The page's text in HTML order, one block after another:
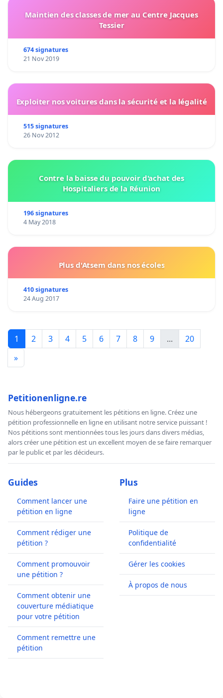
Maintien des classes de mer au Centre Jacques
Tessier
674 signatures
21 Nov 2019
Exploiter nos voitures dans la sécurité et la légalité
515 signatures
26 Nov 2012
Contre la baisse du pouvoir d'achat des
Hospitaliers de la Réunion
196 signatures
4 May 2018
Plus d'Atsem dans nos écoles
410 signatures
24 Aug 2017
1 2 3 4 5 6 7 8 9 ...
20
»
Petitionenligne.re
Nous hébergeons gratuitement les pétitions en ligne. Créez une
pétition professionnelle en ligne en utilisant notre service puissant !
Nos pétitions sont mentionnées tous les jours dans divers médias,
alors créer une pétition est un excellent moyen de se faire remarquer
par le public et par les décideurs.
Guides
Comment lancer une
pétition en ligne
Comment rédiger une
pétition ?
Comment promouvoir
une pétition ?
Comment obtenir une
couverture médiatique
pour votre pétition
Comment remettre une
pétition
Plus
Faire une pétition en
ligne
Politique de
confidentialité
Gérer les cookies
À propos de nous